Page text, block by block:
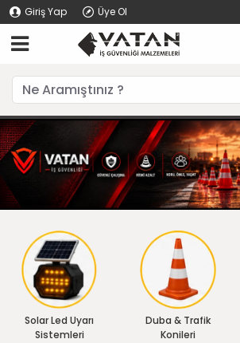
Giriş Yap Üye Ol
Solar Led Uyarı
Sistemleri
Duba & Trafik
Konileri